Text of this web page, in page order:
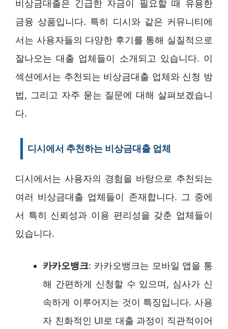
비상금대출은 긴급한 자금이 필요할 때 유용한
금융 상품입니다. 특히 디시와 같은 커뮤니티에
서는 사용자들의 다양한 후기를 통해 실질적으로
잘나오는 대출 업체들이 소개되고 있습니다. 이
섹션에서는 추천되는 비상금대출 업체와 신청 방
법, 그리고 자주 묻는 질문에 대해 살펴보겠습니
다.
디시에서 추천하는 비상금대출 업체
디시에서는 사용자의 경험을 바탕으로 추천되는
여러 비상금대출 업체들이 존재합니다. 그 중에
서 특히 신뢰성과 이용 편리성을 갖춘 업체들이
있습니다.
카카오뱅크: 카카오뱅크는 모바일 앱을 통
해 간편하게 신청할 수 있으며, 심사가 신
속하게 이루어지는 것이 특징입니다. 사용
자 친화적인 UI로 대출 과정이 직관적이어